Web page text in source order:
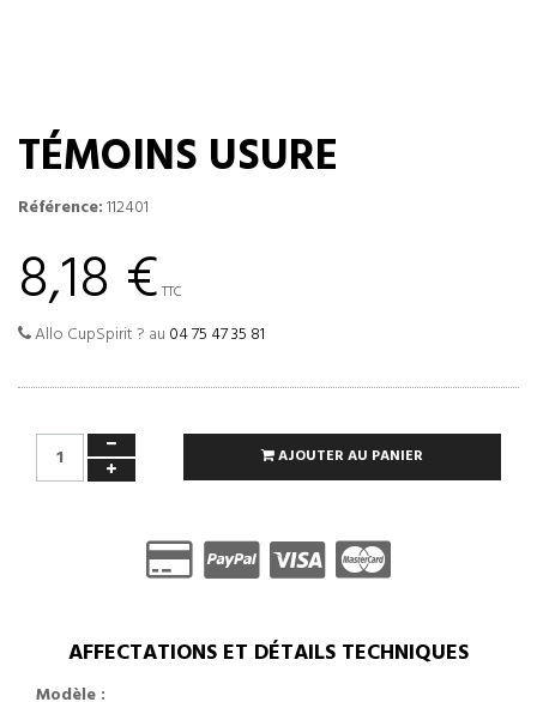
TÉMOINS USURE
Référence:112401
8,18 € TTC
Allo CupSpirit ? au 04 75 47 35 81
AJOUTER AU PANIER
AFFECTATIONS ET DÉTAILS TECHNIQUES
Modèle :